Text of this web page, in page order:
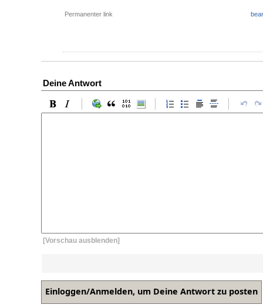
Permanenter link
Deine Antwort
[Vorschau ausblenden]